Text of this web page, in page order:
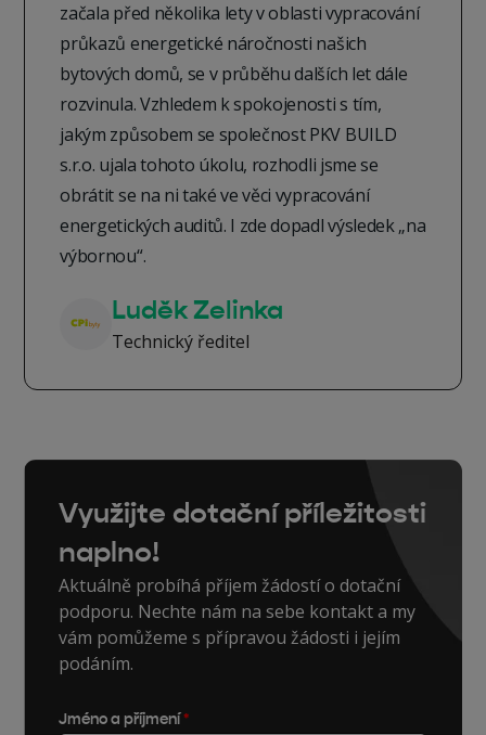
začala před několika lety v oblasti vypracování
průkazů energetické náročnosti našich
bytových domů, se v průběhu dalších let dále
rozvinula. Vzhledem k spokojenosti s tím,
jakým způsobem se společnost PKV BUILD
s.r.o. ujala tohoto úkolu, rozhodli jsme se
obrátit se na ni také ve věci vypracování
energetických auditů. I zde dopadl výsledek „na
výbornou“.
Luděk Zelinka
Technický ředitel
Využijte dotační příležitosti
naplno!
Aktuálně probíhá příjem žádostí o dotační
podporu. Nechte nám na sebe kontakt a my
vám pomůžeme s přípravou žádosti i jejím
podáním.
Jméno a příjmení*